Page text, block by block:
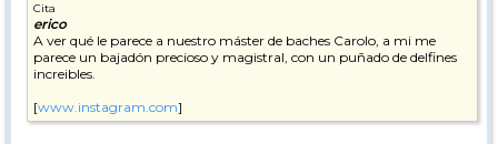
Cita
erico
A ver qué le parece a nuestro máster de baches Carolo, a mi me
parece un bajadón precioso y magistral, con un puñado de delfines
increibles.
[www.instagram.com]